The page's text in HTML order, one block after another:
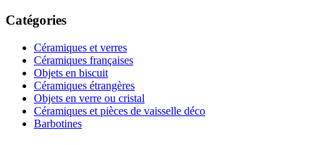
Catégories
Céramiques et verres
Céramiques françaises
Objets en biscuit
Céramiques étrangères
Objets en verre ou cristal
Céramiques et pièces de vaisselle déco
Barbotines